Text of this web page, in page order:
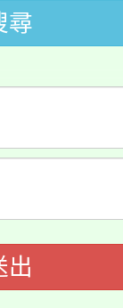
收入戶
科技
入校路
業人
尋
出